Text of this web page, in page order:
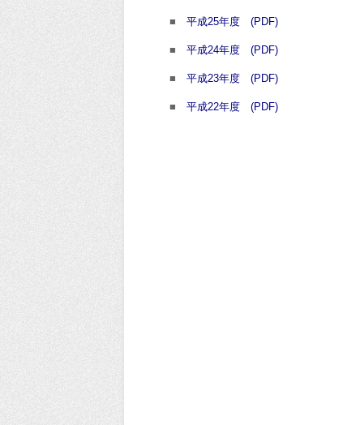
■ 平成25年度 (PDF)
■ 平成24年度 (PDF)
■ 平成23年度 (PDF)
■ 平成22年度 (PDF)